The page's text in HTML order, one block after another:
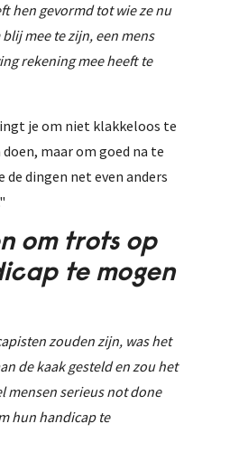
hen gevormd tot wie ze nu
mee te zijn, een mens
rekening mee heeft te
je om niet klakkeloos te
maar om goed na te
de dingen net even anders
om trots op
te mogen
zouden zijn, was het
de kaak gesteld en zou het
mensen serieus not done
hun handicap te